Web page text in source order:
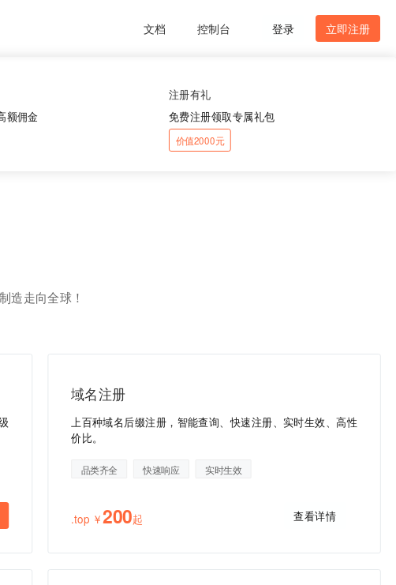
文档 控制台 登录 立即注册
额佣金
注册有礼
免费注册领取专属礼包
价值2000元
造走向全球！
域名注册
上百种域名后缀注册，智能查询、快速注册、实时生效、高性
价比。
品类齐全 快速响应 实时生效
.top ￥200起 查看详情